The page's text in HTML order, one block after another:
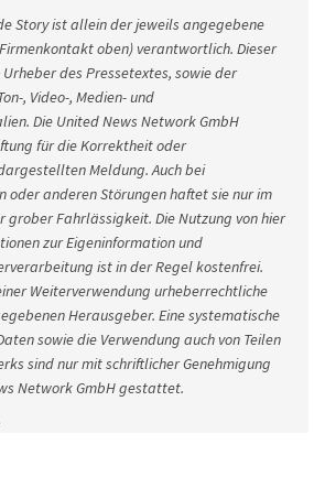
Story ist allein der jeweils angegebene
oben) verantwortlich. Dieser
des Pressetextes, sowie der
, Video-, Medien- und
Die United News Network GmbH
für die Korrektheit oder
Meldung. Auch bei
oder anderen Störungen haftet sie nur im
grober Fahrlässigkeit. Die Nutzung von hier
zur Eigeninformation und
ist in der Regel kostenfrei.
Weiterverwendung urheberrechtliche
Herausgeber. Eine systematische
sowie die Verwendung auch von Teilen
sind nur mit schriftlicher Genehmigung
Network GmbH gestattet.